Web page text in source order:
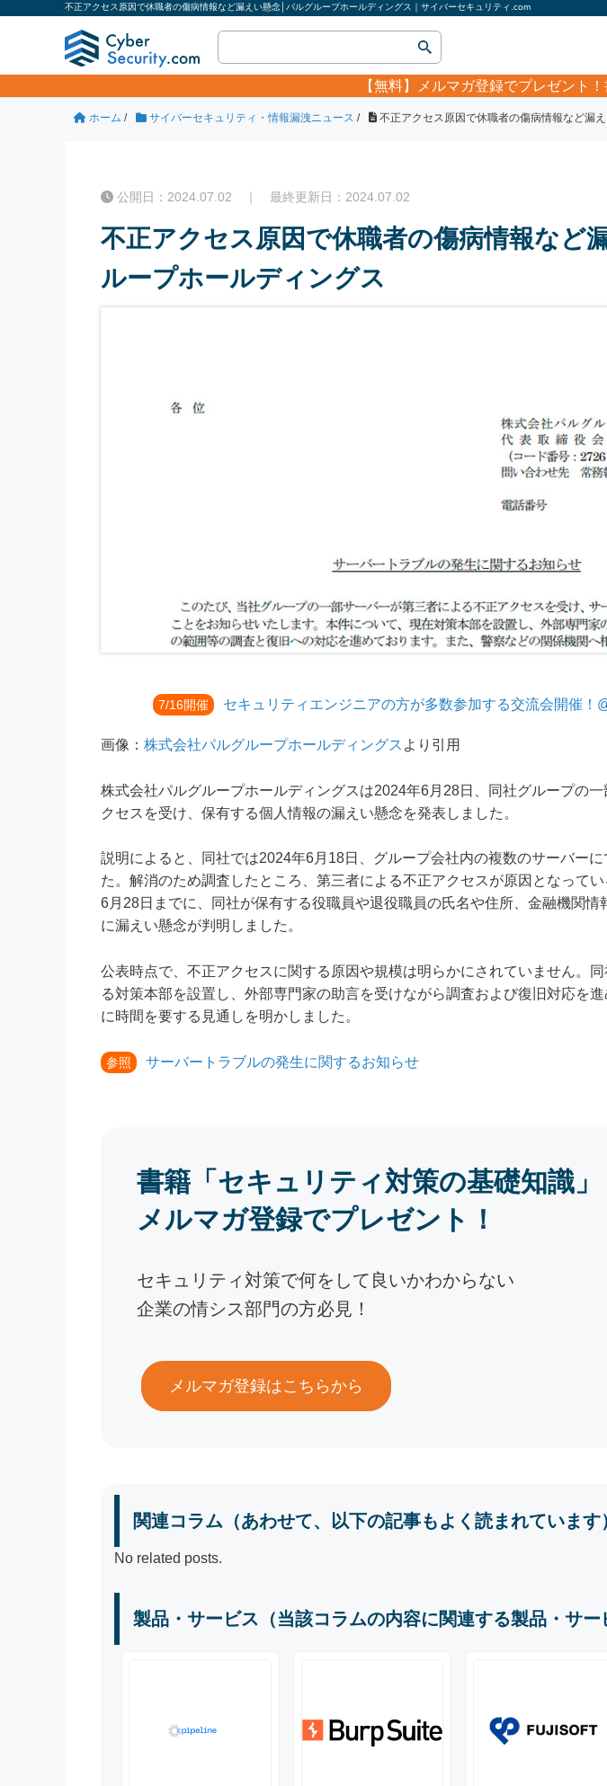
不正アクセス原因で休職者の傷病情報など漏えい懸念│パルグループホールディングス｜サイバーセキュリティ.com
【無料】 メルマガ登録でプレゼント
ホーム / サイバーセキュリティ・情報漏洩ニュース / 不正アクセス原因で休職者の傷病情報など漏
公開日：2024.07.02 ｜ 最終更新日：2024.07.02
不正アクセス原因で休職者の傷病情報など
ループホールディングス
7/16開催 セキュリティエンジニアの方が多数参加する交流会開催！
画像： 株式会社パルグループホールディングス より引用
株式会社パルグループホールディングスは2024年6月28日、同社グループの
クセスを受け、保有する個人情報の漏えい懸念を発表しました。
説明によると、同社では2024年6月18日、グループ会社内の複数のサーバー
た。解消のため調査したところ、第三者による不正アクセスが原因となって
6月28日までに、同社が保有する役職員や退役職員の氏名や住所、金融機関情
に漏えい懸念が判明しました。
公表時点で、不正アクセスに関する原因や規模は明らかにされていません。
る対策本部を設置し、外部専門家の助言を受けながら調査および復旧対応を
に時間を要する見通しを明かしました。
参照 サーバートラブルの発生に関するお知らせ
書籍「セキュリティ対策の基礎知識」
メルマガ登録でプレゼント！
セキュリティ対策で何をして良いかわからない
企業の情シス部門の方必見！
メルマガ登録はこちらから
関連コラム（あわせて、以下の記事もよく読まれています
No related posts.
製品・サービス（当該コラムの内容に関連する製品・サー